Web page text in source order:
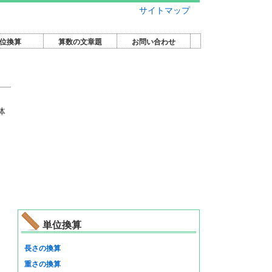
サイトマップ
換算 算数の文章題 お問い合わせ
単位換算
長さの換算
重さの換算